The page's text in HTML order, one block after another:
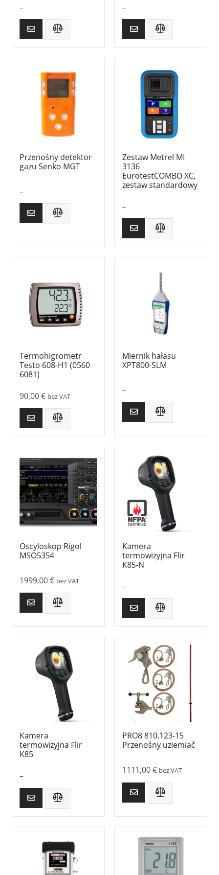
– –
Przenośny detektor
gazu Senko MGT
–
Zestaw Metrel MI
3136
EurotestCOMBO XC,
zestaw standardowy
–
Termohigrometr
Testo 608-H1 (0560
6081)
90,00€ bez VAT
Miernik hałasu
XPT800-SLM
–
Oscyloskop Rigol
MSO5354
1999,00€ bez VAT
Kamera
termowizyjna Flir
K85-N
–
Kamera
termowizyjna Flir
K85
–
PRO8 810.123-15
Przenośny uziemiač
1111,00€ bez VAT